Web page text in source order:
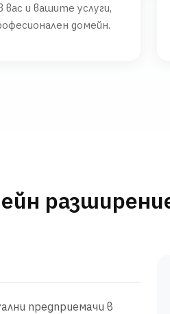
и вашите услуги,
домейн.
предприемачи в